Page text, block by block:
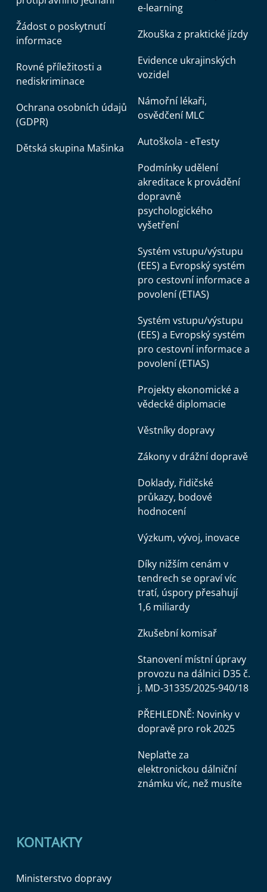
Žádost o poskytnutí
informace
Rovné příležitosti a
nediskriminace
Ochrana osobních údajů
(GDPR)
Dětská skupina Mašinka
e-learning
Zkouška z praktické jízdy
Evidence ukrajinských
vozidel
Námořní lékaři,
osvědčení MLC
Autoškola - eTesty
Podmínky udělení
akreditace k provádění
dopravně
psychologického
vyšetření
Systém vstupu/výstupu
(EES) a Evropský systém
pro cestovní informace a
povolení (ETIAS)
Systém vstupu/výstupu
(EES) a Evropský systém
pro cestovní informace a
povolení (ETIAS)
Projekty ekonomické a
vědecké diplomacie
Věstníky dopravy
Zákony v drážní dopravě
Doklady, řidičské
průkazy, bodové
hodnocení
Výzkum, vývoj, inovace
Díky nižším cenám v
tendrech se opraví víc
tratí, úspory přesahují
1,6 miliardy
Zkušební komisař
Stanovení místní úpravy
provozu na dálnici D35 č.
j. MD-31335/2025-940/18
PŘEHLEDNĚ: Novinky v
dopravě pro rok 2025
Neplaťte za
elektronickou dálniční
známku víc, než musíte
KONTAKTY
Ministerstvo dopravy